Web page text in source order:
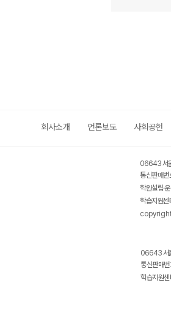
회사소개 언론보도 사회공헌
06643 서
통신판매
학원설립·
학습지원
06643 서
통신판매
학습지원